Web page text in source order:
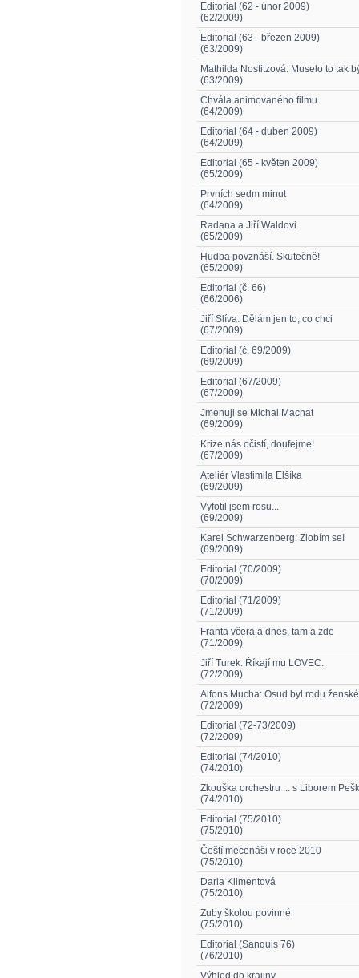
Editorial (62 - únor 2009)
(62/2009)
Editorial (63 - březen 2009)
(63/2009)
Mathilda Nostitzová: Muselo to tak
(63/2009)
Chvála animovaného filmu
(64/2009)
Editorial (64 - duben 2009)
(64/2009)
Editorial (65 - květen 2009)
(65/2009)
Prvních sedm minut
(64/2009)
Radana a Jiří Waldovi
(65/2009)
Hudba povznáší. Skutečně!
(65/2009)
Editorial (č. 66)
(66/2006)
Jiří Slíva: Dělám jen to, co chci
(67/2009)
Editorial (č. 69/2009)
(69/2009)
Editorial (67/2009)
(67/2009)
Jmenuji se Michal Machat
(69/2009)
Krize nás očistí, doufejme!
(67/2009)
Ateliér Vlastimila Elšíka
(69/2009)
Vyfotil jsem rosu...
(69/2009)
Karel Schwarzenberg: Zlobím se!
(69/2009)
Editorial (70/2009)
(70/2009)
Editorial (71/2009)
(71/2009)
Franta včera a dnes, tam a zde
(71/2009)
Jiří Turek: Říkají mu LOVEC.
(72/2009)
Alfons Mucha: Osud byl rodu
(72/2009)
Editorial (72-73/2009)
(72/2009)
Editorial (74/2010)
(74/2010)
Zkouška orchestru ... s Liborem
(74/2010)
Editorial (75/2010)
(75/2010)
Čeští mecenáši v roce 2010
(75/2010)
Daria Klimentová
(75/2010)
Zuby školou povinné
(75/2010)
Editorial (Sanquis 76)
(76/2010)
Výhled do krajiny